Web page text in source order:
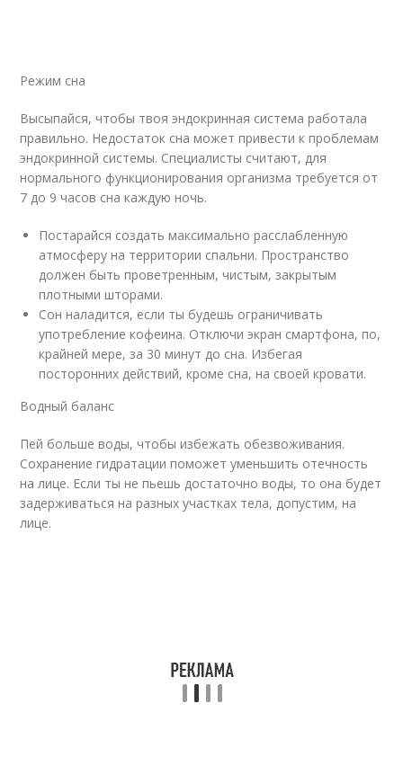
Режим сна
Высыпайcя, чтобы твоя эндокринная система работала
правильно. Недостаток сна может привести к проблемам
эндокринной системы. Специалисты считают, для
нормального функционирования организма требуется от
7 до 9 часов сна каждую ночь.
Постарайся создать максимально расслабленную
атмосферу на территории спальни. Пространство
должен быть проветренным, чистым, закрытым
плотными шторами.
Сон наладится, если ты будешь ограничивать
употребление кофеина. Отключи экран смартфона, по,
крайней мере, за 30 минут до сна. Избегая
посторонних действий, кроме сна, на своей кровати.
Водный баланс
Пей больше воды, чтобы избежать обезвоживания.
Сохранение гидратации поможет уменьшить отечность
на лице. Если ты не пьешь достаточно воды, то она будет
задерживаться на разных участках тела, допустим, на
лице.